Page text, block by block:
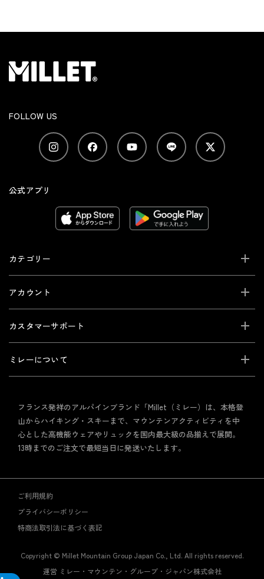
FOLLOW US
公式アプリ
カテゴリー
アカウント
カスタマーサポート
ミレーについて
フランス発祥のアルパインブランド「Millet（ミレー）は、本格登
山からハイキング・スキーまで、マウンテンアクティビティを中
心とした高機能ウェアやリュックを国内最大級の品揃えで展開。
13時までのご注文で最短当日に発送いたします。
ご利用規約
プライバシーポリシー
特商法取引法に基づく表記
Copyright © Millet Mountain Group Japan Co., Ltd. All rights reserved.
運営 ミレー・マウンテン・グループ・ジャパン株式会社